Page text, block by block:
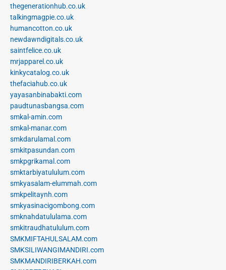
thegenerationhub.co.uk
talkingmagpie.co.uk
humancotton.co.uk
newdawndigitals.co.uk
saintfelice.co.uk
mrjapparel.co.uk
kinkycatalog.co.uk
thefaciahub.co.uk
yayasanbinabakti.com
paudtunasbangsa.com
smkal-amin.com
smkal-manar.com
smkdarulamal.com
smkitpasundan.com
smkpgrikamal.com
smktarbiyatululum.com
smkyasalam-elummah.com
smkpelitaynh.com
smkyasinacigombong.com
smknahdatululama.com
smkitraudhatululum.com
SMKMIFTAHULSALAM.com
SMKSILIWANGIMANDIRI.com
SMKMANDIRIBERKAH.com